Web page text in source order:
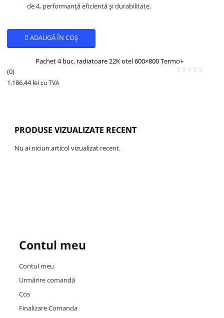
ADAUGĂ ÎN COȘ
Pachet 4 buc. radiatoare 22K otel 600×800 Termo+
(0)
1.186,44lei cu TVA
PRODUSE VIZUALIZATE RECENT
Nu ai niciun articol vizualizat recent.
Contul meu
Contul meu
Urmărire comandă
Cos
Finalizare Comanda